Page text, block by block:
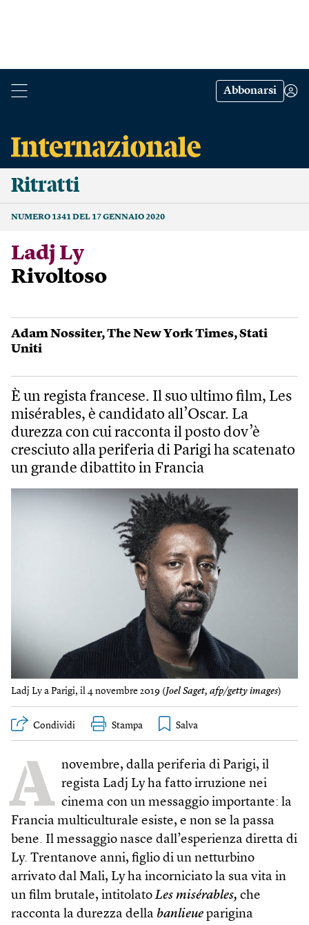
Abbonarsi
Ritratti
NUMERO 1341 DEL 17 GENNAIO 2020
Ladj Ly
Rivoltoso
Adam Nossiter,The New York Times,Stati
Uniti
È un regista francese. Il suo ultimo film, Les
misérables, è candidato all’Oscar. La
durezza con cui racconta il posto dov’è
cresciuto alla periferia di Parigi ha scatenato
un grande dibattito in Francia
Ladj Ly a Parigi, il 4 novembre 2019 (Joel Saget, afp/getty images)
Condividi Stampa
A novembre, dalla periferia di Parigi, il
regista Ladj Ly ha fatto irruzione nei
cinema con un messaggio importante: la
Francia multiculturale esiste, e non se la passa
bene. Il messaggio nasce dall’esperienza diretta di
Ly. Trentanove anni, figlio di un netturbino
arrivato dal Mali, Ly ha incorniciato la sua vita in
un film brutale, intitolato Les misérables, che
racconta la durezza della banlieue parigina